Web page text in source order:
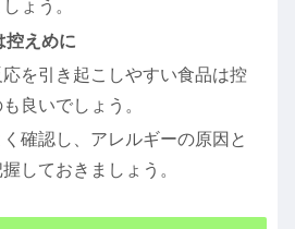
ょう。
控えめに
を引き起こしやすい食品は控
良いでしょう。
確認し、アレルギーの原因と
しておきましょう。